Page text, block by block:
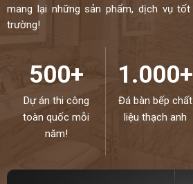
mang lại những sản phẩm, dịch vụ
trường!
500+
Dự án thi công
toàn quốc mỗi
năm!
1.000+
Đá bàn bếp chất
liệu thạch anh